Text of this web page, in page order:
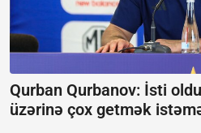
Qurban Qurbanov: İsti
üzərinə çox getmək